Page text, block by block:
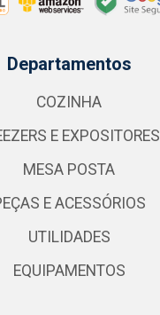
Departamentos
COZINHA
E EXPOSITORES
MESA POSTA
E ACESSÓRIOS
UTILIDADES
EQUIPAMENTOS